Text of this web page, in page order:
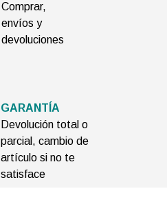
Comprar,
envíos y
devoluciones
GARANTÍA
Devolución total o
parcial, cambio de
artículo si no te
satisface